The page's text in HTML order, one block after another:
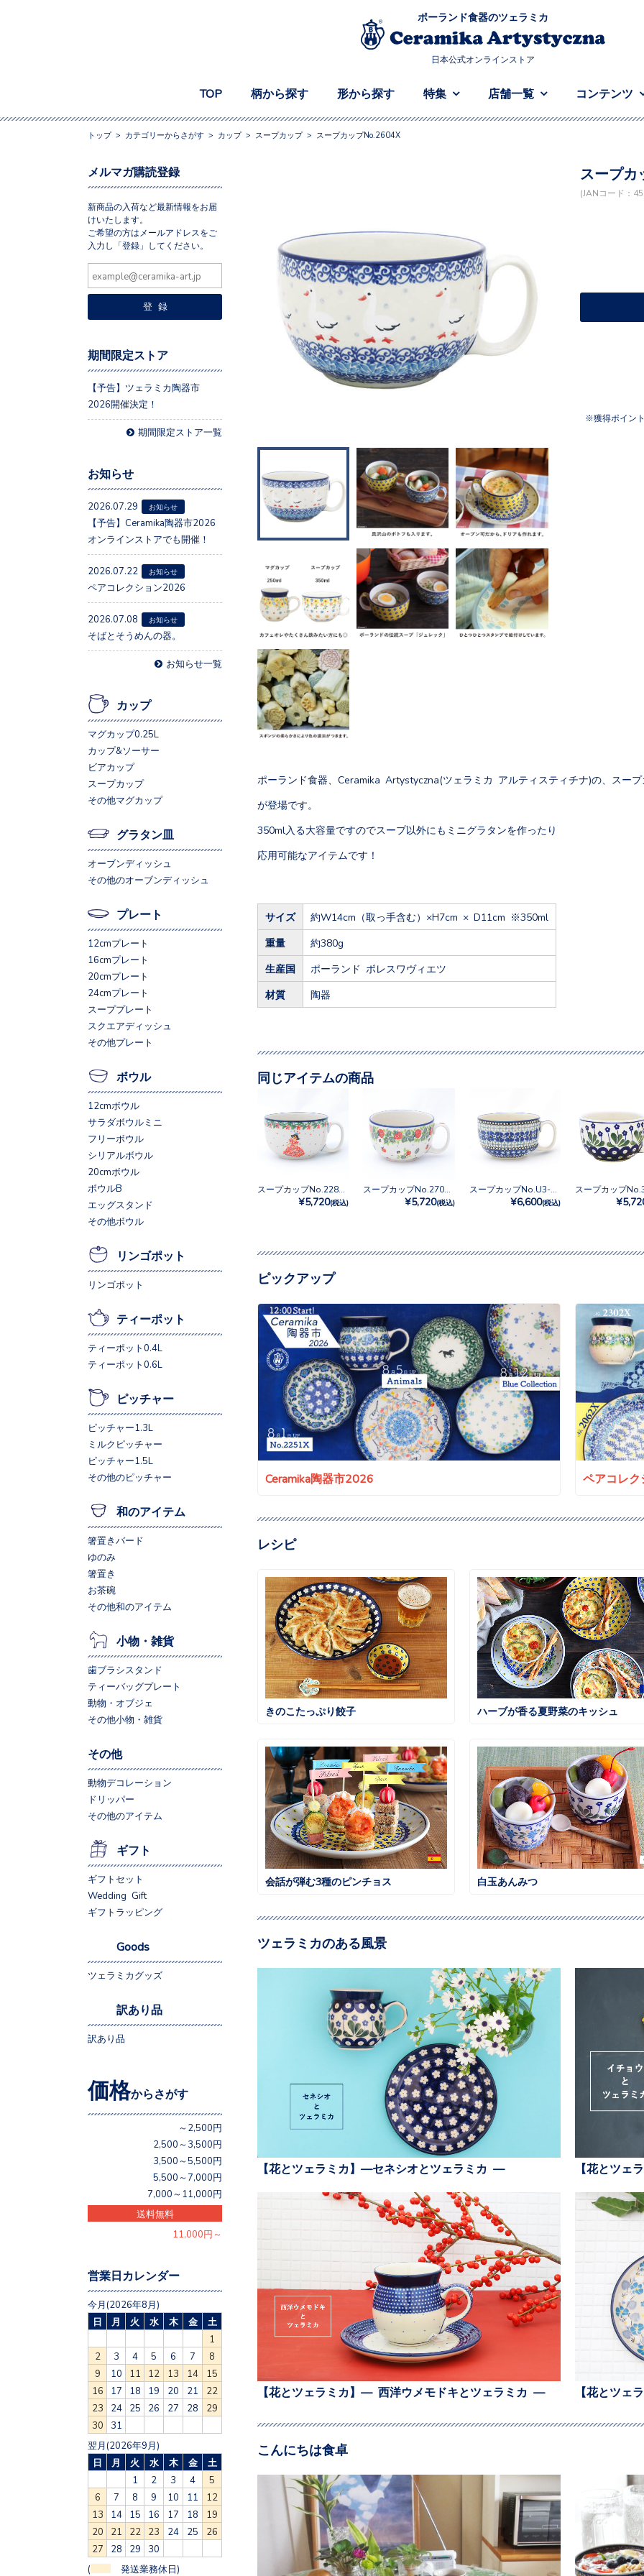
ポーランド食器のツェラミカ
日本公式オンラインストア
TOP 柄から探す 形から探す 特集 店舗一覧 コンテンツ
トップ> カテゴリーからさがす > カップ> スープカップ> スープカップNo.2604X
スープカ
(JANコード：
獲得ポイン
ポーランド食器、Ceramika Artystyczna(ツェラミカ アルティスティチナ)の、スープ
が登場です。
350ml入る大容量ですのでスープ以外にもミニグラタンを作ったり
応用可能なアイテムです！
サイズ 約W14cm（取っ手含む）×H7cm × D11cm ※350ml
重量 約380g
生産国 ポーランド ボレスワヴィエツ
材質 陶器
同じアイテムの商品
¥5,720(税込) ¥5,720(税込)
スープカップNo.U3-843
¥6,600(税込)
スープカップ
ピックアップ
Ceramika陶器市2026 ペアコレ
レシピ
きのこたっぷり餃子 ハーブが香る夏野菜のキッシュ
会話が弾む3種のピンチョス 白玉あんみつ
ツェラミカのある風景
【花とツェラミカ】—セネシオとツェラミカ — 【花とツェ
【花とツェラミカ】— 西洋ウメモドキとツェラミカ — 【花とツェ
こんにちは食卓
メルマガ購読登録
新商品の入荷など最新情報をお届
けいたします。
ご希望の方はメールアドレスをご
入力し「登録」してください。
期間限定ストア
【予告】ツェラミカ陶器市
2026開催決定！
期間限定ストア一覧
お知らせ
2026.07.29 お知らせ
【予告】Ceramika陶器市2026
オンラインストアでも開催！
2026.07.22 お知らせ
ペアコレクション2026
2026.07.08 お知らせ
そばとそうめんの器。
お知らせ一覧
カップ
マグカップ0.25L
カップ&ソーサー
ビアカップ
スープカップ
その他マグカップ
グラタン皿
オーブンディッシュ
その他のオーブンディッシュ
プレート
12cmプレート
16cmプレート
20cmプレート
24cmプレート
スーププレート
スクエアディッシュ
その他プレート
ボウル
12cmボウル
サラダボウルミニ
フリーボウル
シリアルボウル
20cmボウル
ボウルB
エッグスタンド
その他ボウル
リンゴポット
リンゴポット
ティーポット
ティーポット0.4L
ティーポット0.6L
ピッチャー
ピッチャー1.3L
ミルクピッチャー
ピッチャー1.5L
その他のピッチャー
和のアイテム
箸置きバード
ゆのみ
箸置き
お茶碗
その他和のアイテム
小物・雑貨
歯ブラシスタンド
ティーバッグプレート
動物・オブジェ
その他小物・雑貨
その他
動物デコレーション
ドリッパー
その他のアイテム
ギフト
ギフトセット
Wedding Gift
ギフトラッピング
Goods
ツェラミカグッズ
訳あり品
訳あり品
価格からさがす
～2,500円
2,500～3,500円
3,500～5,500円
5,500～7,000円
7,000～11,000円
送料無料
11,000円～
営業日カレンダー
今月(2026年8月)
日
月 火 水 木 金
土
1
2
3 4 5 6 7
8
9
10 11 12 13 14
15
16
17 18 19 20 21
22
23
24 25 26 27 28
29
30
31
翌月(2026年9月)
日
月 火 水 木 金
土
1
2 3 4
5
6
7 8 9 10 11
12
13
14 15 16 17 18
19
20
21 22 23 24 25
26
27
28 29 30
( 発送業務休日)